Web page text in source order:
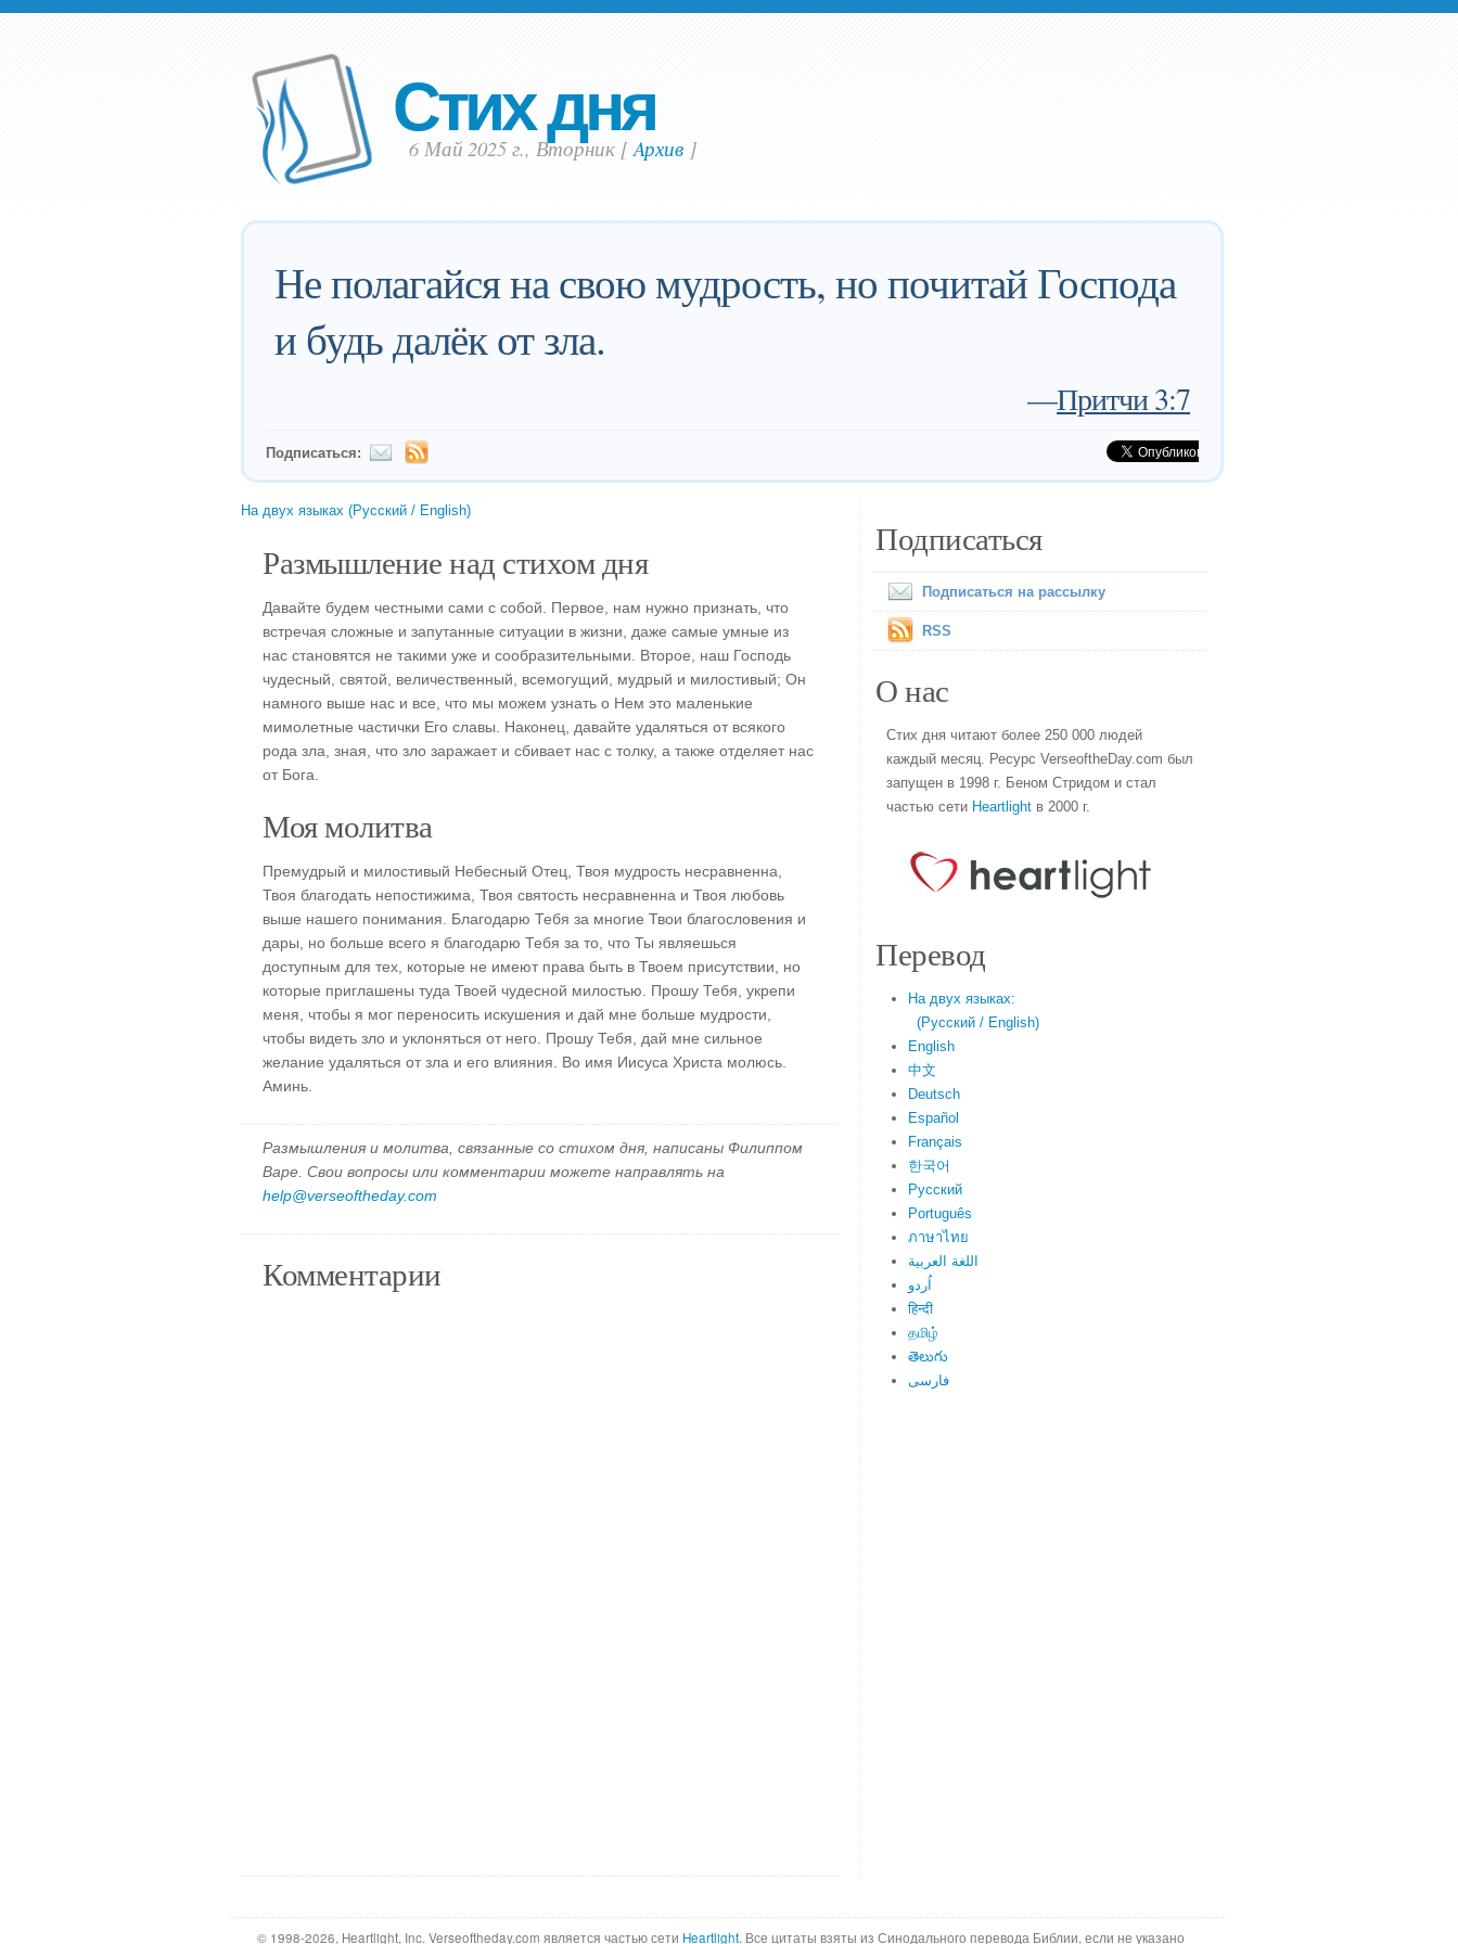
Стих дня
6 Май 2025 г., Вторник [Aрхив ]
Не полагайся на свою мудрость, но почитай Господа
и будь далёк от зла.
—Притчи 3:7
Подписаться:
На двух языках (Русский / English)
Размышление над стихом дня
Давайте будем честными сами с собой. Первое, нам нужно признать, что
встречая сложные и запутанные ситуации в жизни, даже самые умные из
нас становятся не такими уже и сообразительными. Второе, наш Господь
чудесный, святой, величественный, всемогущий, мудрый и милостивый; Он
намного выше нас и все, что мы можем узнать о Нем это маленькие
мимолетные частички Его славы. Наконец, давайте удаляться от всякого
рода зла, зная, что зло заражает и сбивает нас с толку, а также отделяет нас
от Бога.
Моя молитва
Премудрый и милостивый Небесный Отец, Твоя мудрость несравненна,
Твоя благодать непостижима, Твоя святость несравненна и Твоя любовь
выше нашего понимания. Благодарю Тебя за многие Твои благословения и
дары, но больше всего я благодарю Тебя за то, что Ты являешься
доступным для тех, которые не имеют права быть в Твоем присутствии, но
которые приглашены туда Твоей чудесной милостью. Прошу Тебя, укрепи
меня, чтобы я мог переносить искушения и дай мне больше мудрости,
чтобы видеть зло и уклоняться от него. Прошу Тебя, дай мне сильное
желание удаляться от зла и его влияния. Во имя Иисуса Христа молюсь.
Аминь.
Размышления и молитва, связанные со стихом дня, написаны Филиппом
Варе. Свои вопросы или комментарии можете направлять на
help@verseoftheday.com
Комментарии
Подписаться
Подписаться на рассылку
RSS
О нас
Стих дня читают более 250 000 людей
каждый месяц. Ресурс VerseoftheDay.com был
запущен в 1998 г. Беном Стридом и стал
частью сети Heartlight в 2000 г.
Перевод
На двух языках:
(Русский / English)
English
中文
Deutsch
Español
Français
한국어
Русский
Português
ภาษาไทย
اللغة العربية
اُردو
हिन्दी
தமிழ்
తెలుగు
فارسی
© 1998-2026, Heartlight, Inc. Verseoftheday.com является частью сети Heartlight. Все цитаты взяты из Синодального перевода Библии, если не указано